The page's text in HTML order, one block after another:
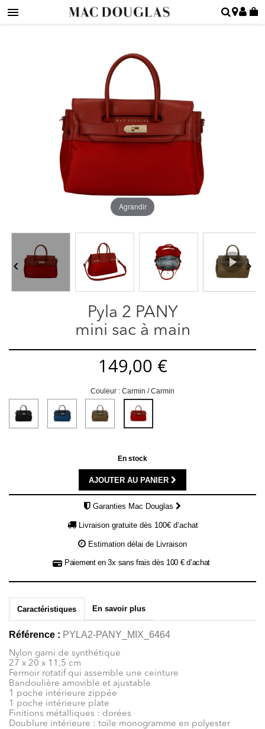
Agrandir
 
Pyla 2 PANY
mini sac à main
149,00 €
Couleur : Carmin / Carmin
Marine
En stock
AJOUTER AU PANIER
Garanties Mac Douglas
Livraison gratuite dès 100€ d’achat
Estimation délai de Livraison
Paiement en 3x sans frais dès 100 € d’achat
Caractéristiques En savoir plus
Référence : PYLA2-PANY_MIX_6464
Nylon garni de synthétique
27 x 20 x 11,5 cm
Fermoir rotatif qui assemble une ceinture
Bandoulière amovible et ajustable
1 poche intérieure zippée
1 poche intérieure plate
Finitions métalliques : dorées
Doublure intérieure : toile monogramme en polyester